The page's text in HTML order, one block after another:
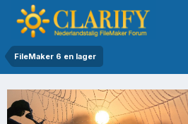
FileMaker 6 en lager